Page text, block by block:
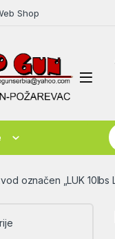
Shop
Open
označen „LUK 10lbs